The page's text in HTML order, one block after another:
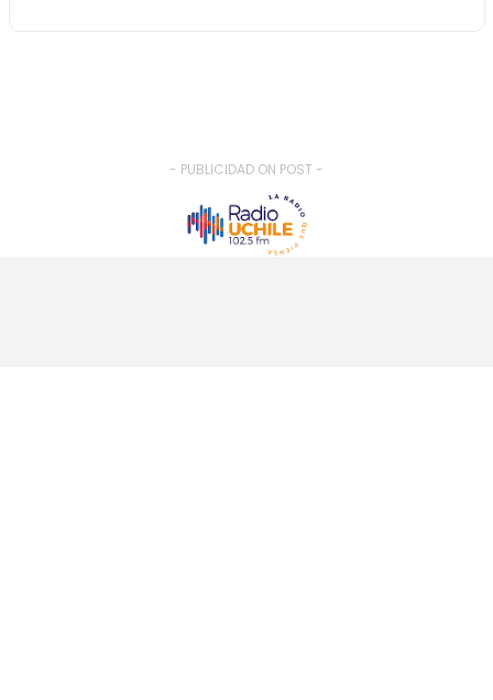
- PUBLICIDAD ON POST -